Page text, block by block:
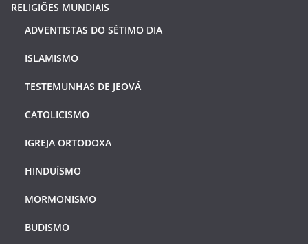
RELIGIÕES MUNDIAIS
ADVENTISTAS DO SÉTIMO DIA
ISLAMISMO
TESTEMUNHAS DE JEOVÁ
CATOLICISMO
IGREJA ORTODOXA
HINDUÍSMO
MORMONISMO
BUDISMO